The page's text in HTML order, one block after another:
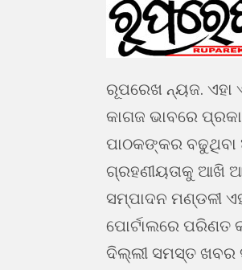
ରୂପରେଖ ନ୍ୟଜ. ଏହା
କାଗଜ ଭାବରେ
ପାଠକଙ୍କର ବଢୁଥିବା
ଗ୍ରହଣୀୟତାକୁ ଆଖି
ସମ୍ପାଦନ ମଣ୍ଡଳୀ
ପୋର୍ଟାଲରେ
ଦିଲ୍ଲୀ ସମସ୍ତ ଖବର